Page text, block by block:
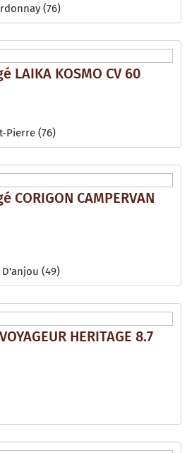
(76)
LAIKA KOSMO CV 60
Pierre (76)
CORIGON CAMPERVAN
(49)
HERITAGE 8.7